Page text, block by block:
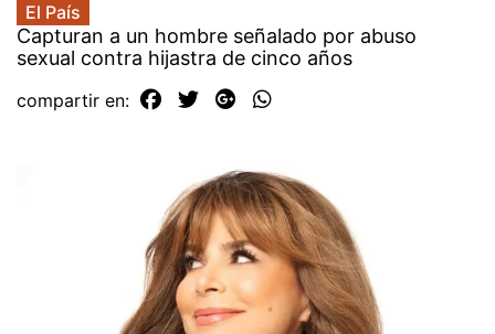
El País
Capturan a un hombre señalado por abuso
sexual contra hijastra de cinco años
compartir en: